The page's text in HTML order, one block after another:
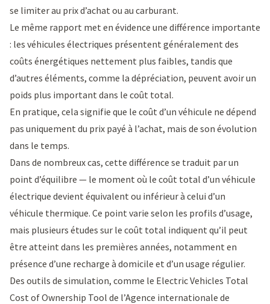
se limiter au prix d’achat ou au carburant.
Le même rapport met en évidence une différence importante
: les véhicules électriques présentent généralement des
coûts énergétiques nettement plus faibles, tandis que
d’autres éléments, comme la dépréciation, peuvent avoir un
poids plus important dans le coût total.
En pratique, cela signifie que le coût d’un véhicule ne dépend
pas uniquement du prix payé à l’achat, mais de son évolution
dans le temps.
Dans de nombreux cas, cette différence se traduit par un
point d’équilibre — le moment où le coût total d’un véhicule
électrique devient équivalent ou inférieur à celui d’un
véhicule thermique. Ce point varie selon les profils d’usage,
mais plusieurs études sur le coût total indiquent qu’il peut
être atteint dans les premières années, notamment en
présence d’une recharge à domicile et d’un usage régulier.
Des outils de simulation, comme le Electric Vehicles Total
Cost of Ownership Tool de l’Agence internationale de